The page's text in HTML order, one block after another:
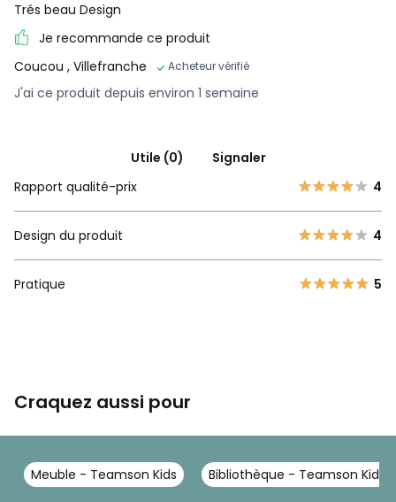
Trés beau Design
Je recommande ce produit
Coucou , Villefranche Acheteur vérifié
J'ai ce produit depuis environ 1 semaine
Utile (0)
Signaler
Rapport qualité-prix
4
Design du produit 4
Pratique 5
Craquez aussi pour
Meuble - Teamson Kids Bibliothèque - Teamson Kids